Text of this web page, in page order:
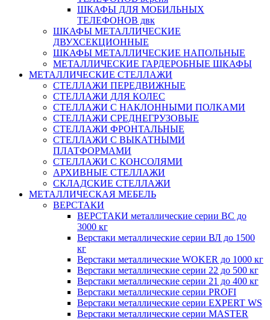
ШКАФЫ ДЛЯ МОБИЛЬНЫХ
ТЕЛЕФОНОВ двк
ШКАФЫ МЕТАЛЛИЧЕСКИЕ
ДВУХСЕКЦИОННЫЕ
ШКАФЫ МЕТАЛЛИЧЕСКИЕ НАПОЛЬНЫЕ
МЕТАЛЛИЧЕСКИЕ ГАРДЕРОБНЫЕ ШКАФЫ
МЕТАЛЛИЧЕСКИЕ СТЕЛЛАЖИ
СТЕЛЛАЖИ ПЕРЕДВИЖНЫЕ
СТЕЛЛАЖИ ДЛЯ КОЛЕС
СТЕЛЛАЖИ С НАКЛОННЫМИ ПОЛКАМИ
СТЕЛЛАЖИ СРЕДНЕГРУЗОВЫЕ
СТЕЛЛАЖИ ФРОНТАЛЬНЫЕ
СТЕЛЛАЖИ С ВЫКАТНЫМИ
ПЛАТФОРМАМИ
СТЕЛЛАЖИ С КОНСОЛЯМИ
АРХИВНЫЕ СТЕЛЛАЖИ
СКЛАДСКИЕ СТЕЛЛАЖИ
МЕТАЛЛИЧЕСКАЯ МЕБЕЛЬ
ВЕРСТАКИ
ВЕРСТАКИ металлические серии ВС до
3000 кг
Верстаки металлические серии ВЛ до 1500
кг
Верстаки металлические WOKER до 1000 кг
Верстаки металлические серии 22 до 500 кг
Верстаки металлические серии 21 до 400 кг
Верстаки металлические серии PROFI
Верстаки металлические серии EXPERT WS
Верстаки металлические серии MASTER